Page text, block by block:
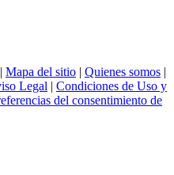
| Mapa del sitio | Quienes somos |
Legal | Condiciones de Uso y
del consentimiento de